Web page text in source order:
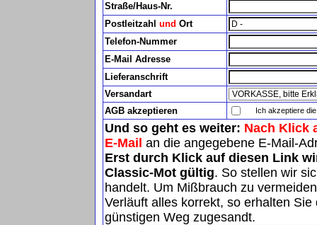
Straße/Haus-Nr.
Postleitzahl und Ort
Telefon-Nummer
E-Mail Adresse
Lieferanschrift
Versandart
AGB akzeptieren
Ich akzeptiere die
Und so geht es weiter: Nach Klick
E-Mail an die angegebene E-Mail-
Erst durch Klick auf diesen Link
Classic-Mot gültig. So stellen wir
handelt. Um Mißbrauch zu
Verläuft alles korrekt, so erhalten
günstigen Weg zugesandt.